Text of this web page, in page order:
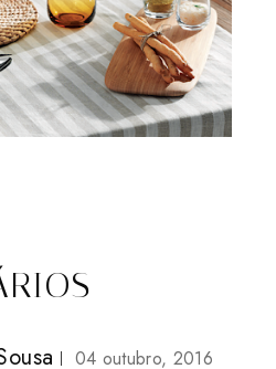
04 outubro, 2016